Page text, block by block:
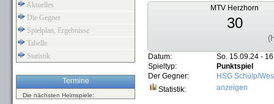
Aktuelles
Die Gegner
Spielplan, Ergebnisse
Tabelle
Statistik
Termine
Die nächsten Heimspiele:
MTV Herzhorn
30
Datum:
So. 15.09.24 -
Spieltyp:
Punktspiel
Der Gegner:
HSG Schülp/
Statistik:
anzeigen